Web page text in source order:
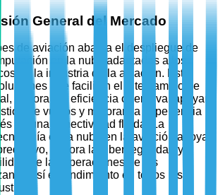
General del Mercado
de aviación abarca el despliegue de
en la nube adaptadas a los
de la industria de la aviación. Este
que facilitan el intercambio de
mejoran la eficiencia operativa, apoyan
de vuelos y mejoran la experiencia
de una conectividad fluida. La
en la nube en la aviación apoya
mejora la ciberseguridad y
de las operaciones de las
así el rendimiento en todos los